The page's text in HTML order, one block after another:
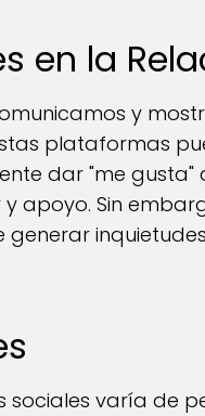
en la
y
plataformas
dar "me gusta"
apoyo. Sin
sociales varía de